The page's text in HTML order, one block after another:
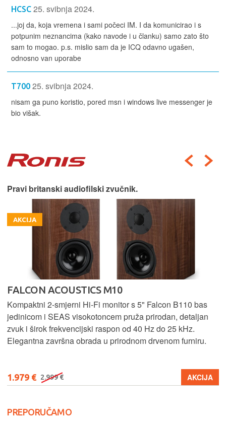
HCSC 25. svibnja 2024.
...joj da, koja vremena i sami počeci IM. I da komunicirao i s
potpunim neznancima (kako navode i u članku) samo zato što
sam to mogao. p.s. mislio sam da je ICQ odavno ugašen,
odnosno van uporabe
T700 25. svibnja 2024.
nisam ga puno koristio, pored msn i windows live messenger je
bio višak.
Pravi britanski audiofilski zvučnik.
AKCIJA
FALCON ACOUSTICS M10
Kompaktni 2-smjerni Hi-Fi monitor s 5" Falcon B110 bas
jedinicom i SEAS visokotoncem pruža prirodan, detaljan
zvuk i širok frekvencijski raspon od 40 Hz do 25 kHz.
Elegantna završna obrada u prirodnom drvenom furniru.
1.979 € 2.999 € AKCIJA
PREPORUČAMO